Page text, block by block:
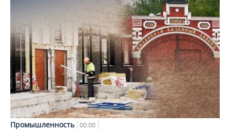
Промышленность 00:00